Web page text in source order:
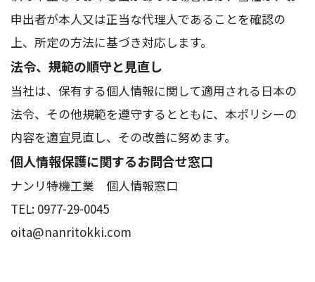
申出者が本人又は正当な代理人であることを確認の
上、所定の方法に基づき対応します。
法令、規範の順守と見直し
当社は、保有する個人情報に関して適用される日本の
法令、その他規範を遵守するとともに、本ポリシーの
内容を適宜見直し、その改善に努めます。
個人情報保護に関するお問合せ窓口
ナンリ特機工業 個人情報窓口
TEL: 0977-29-0045
oita@nanritokki.com